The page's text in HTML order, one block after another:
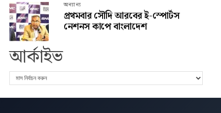
অন্যান্য
প্রথমবার সৌদি আরবের ই-স্পোর্টস
নেশনস কাপে বাংলাদেশ
আর্কাইভ